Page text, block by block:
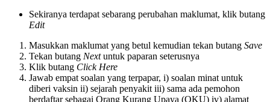
Sekiranya terdapat sebarang perubahan maklumat, klik butang
Edit
Masukkan maklumat yang betul kemudian tekan butang Save
Tekan butang Nextuntuk paparan seterusnya
Klik butang Click Here
Jawab empat soalan yang terpapar, i) soalan minat untuk
diberi vaksin ii) sejarah penyakit iii) sama ada pemohon
berdaftar sebagai Orang Kurang Upaya (OKU) iv) alamat